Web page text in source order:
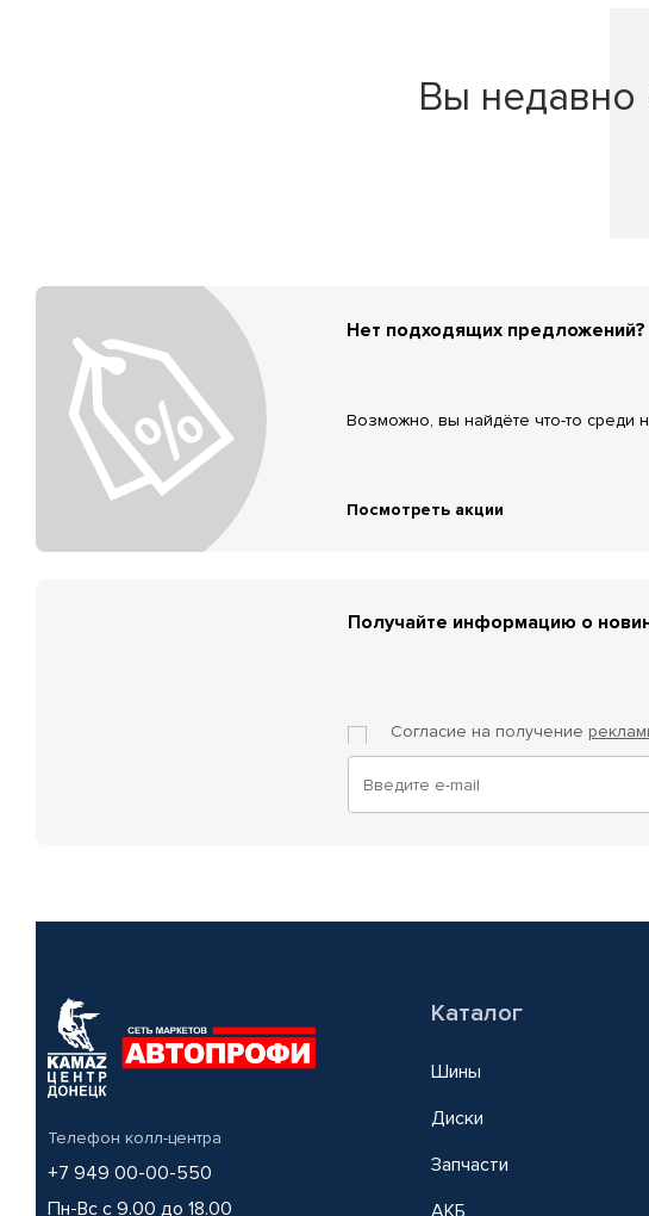
Вы недавно
Нет подходящих предложений?
Возможно, вы найдёте что-то среди
Посмотреть акции
Получайте информацию о
Согласие на получение
Телефон колл-центра
+7 949 00-00-550
Пн-Вс с 9.00 до 18.00
Каталог
Шины
Диски
Запчасти
АКБ